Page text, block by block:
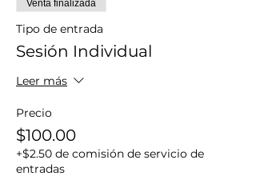
Venta finalizada
Tipo de entrada
Sesión Individual
Leer más
Precio
$100.00
+$2.50 de comisión de servicio de
entradas